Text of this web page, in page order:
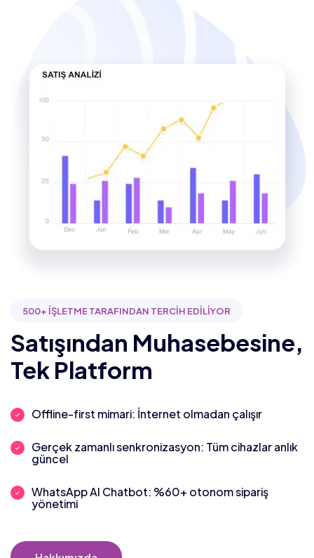
500+ İŞLETME TARAFINDAN TERCİH EDİLİYOR
Satışından Muhasebesine,
Tek Platform
Offline-first mimari: İnternet olmadan çalışır
Gerçek zamanlı senkronizasyon: Tüm cihazlar anlık
güncel
WhatsApp AI Chatbot: %60+ otonom sipariş
yönetimi